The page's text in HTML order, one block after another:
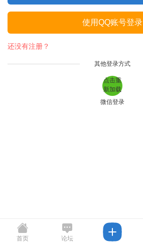
使用QQ账号登录
还没有注册？
其他登录方式
点击重
新加载
微信登录
首页 论坛